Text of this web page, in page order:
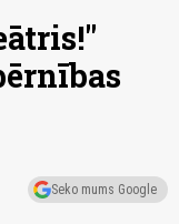
Seko mums Google